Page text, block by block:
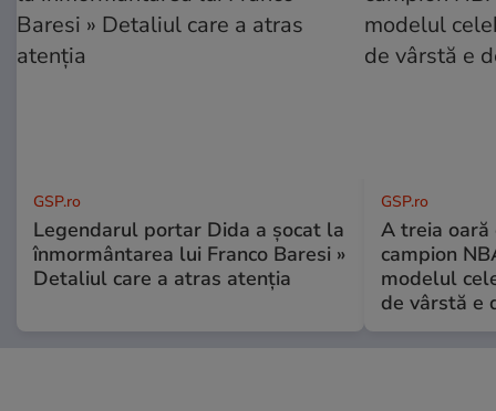
GSP.ro
Legendarul portar Dida a șocat la
înmormântarea lui Franco Baresi »
Detaliul care a atras atenția
GSP.ro
A treia oară
campion
modelul
de vârstă e